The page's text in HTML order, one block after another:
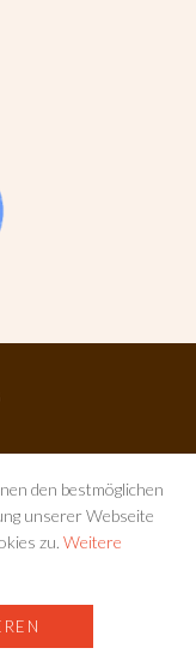
den bestmöglichen
unserer Webseite
zu. Weitere